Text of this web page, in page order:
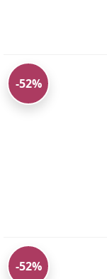
-52%
-52%